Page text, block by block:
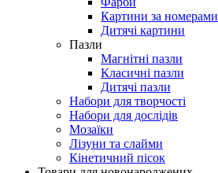
Картини за номерами
Дитячі картини
Пазли
Магнітні пазли
Класичні пазли
Дитячі пазли
Набори для творчості
Набори для дослідів
Мозаїки
Лізуни та слайми
Кінетичний пісок